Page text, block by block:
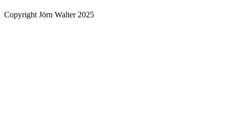
Copyright Jörn Walter 2025